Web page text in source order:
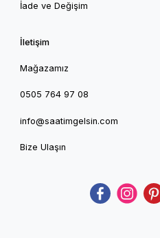
İade ve Değişim
İletişim
Mağazamız
0505 764 97 08
info@saatimgelsin.com
Bize Ulaşın